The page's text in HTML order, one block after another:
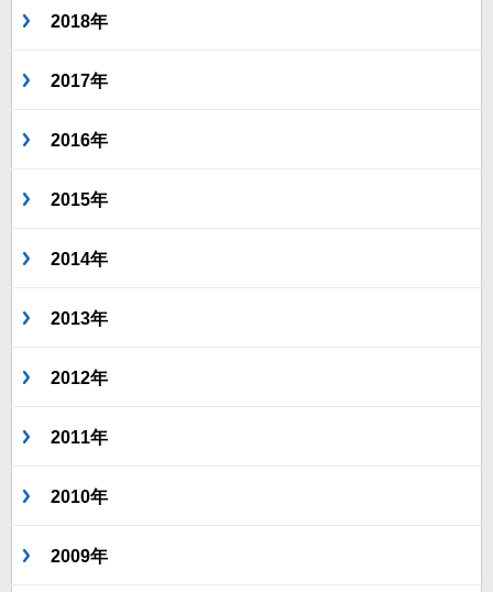
2018年
2017年
2016年
2015年
2014年
2013年
2012年
2011年
2010年
2009年